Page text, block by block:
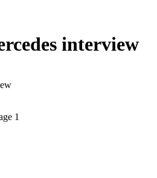
interview
1